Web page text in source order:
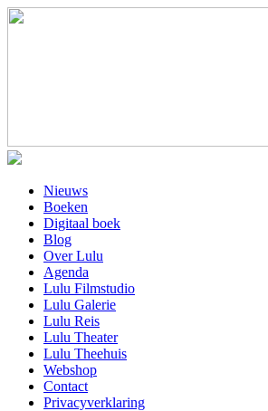
Nieuws
Boeken
Digitaal boek
Blog
Over Lulu
Agenda
Lulu Filmstudio
Lulu Galerie
Lulu Reis
Lulu Theater
Lulu Theehuis
Webshop
Contact
Privacyverklaring